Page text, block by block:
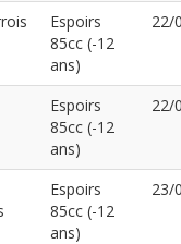
Espoirs
85cc (-12
ans)
22/
Espoirs
85cc (-12
ans)
22/
Espoirs
85cc (-12
ans)
23/